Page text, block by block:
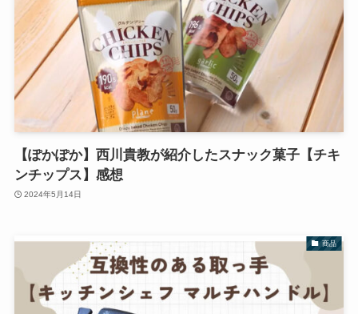
【ぽかぽか】西川貴教が紹介したスナック菓子【チキ
ンチップス】感想
2024年5月14日
商品